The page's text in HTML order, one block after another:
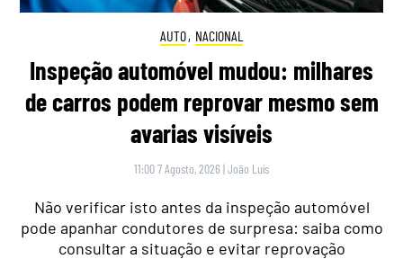
AUTO, NACIONAL
Inspeção automóvel mudou: milhares
de carros podem reprovar mesmo sem
avarias visíveis
11:00 7 Agosto, 2026 |João Luís
Não verificar isto antes da inspeção automóvel
pode apanhar condutores de surpresa: saiba como
consultar a situação e evitar reprovação